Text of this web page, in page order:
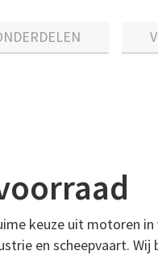
keuze uit motoren
en scheepvaart. Wij